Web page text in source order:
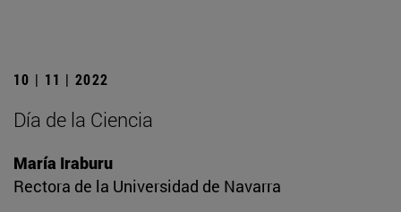
10 | 11 | 2022
Día de la Ciencia
María Iraburu
Rectora de la Universidad de Navarra